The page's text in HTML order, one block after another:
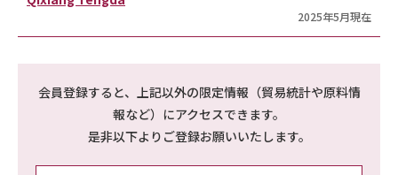
2025年5月現在
会員登録すると、上記以外の限定情報（貿易統計や原料情
報など）にアクセスできます。
是非以下よりご登録お願いいたします。